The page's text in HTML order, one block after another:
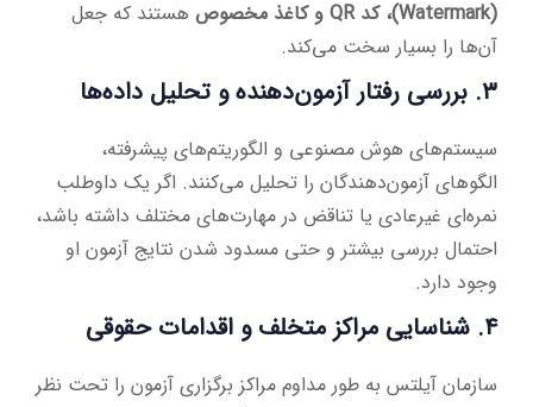
(Watermark)، کد QR و کاغذ مخصوص
هستند که جعل
آن‌ها را بسیار سخت می‌کند.
۳. بررسی رفتار آزمون‌دهنده و تحلیل داده‌ها
سیستم‌های هوش مصنوعی و الگوریتم‌های پیشرفته،
الگوهای آزمون‌دهندگان را تحلیل می‌کنند. اگر یک داوطلب
نمره‌ای غیرعادی یا تناقض در مهارت‌های مختلف داشته باشد،
احتمال بررسی بیشتر و حتی مسدود شدن نتایج آزمون او
وجود دارد.
۴. شناسایی مراکز متخلف و اقدامات حقوقی
سازمان آیلتس به طور مداوم مراکز برگزاری آزمون را تحت نظر